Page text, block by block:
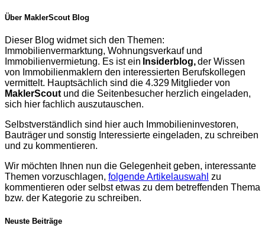
Über MaklerScout Blog
Dieser Blog widmet sich den Themen:
Immobilienvermarktung, Wohnungsverkauf und
Immobilienvermietung. Es ist ein Insiderblog,der Wissen
von Immobilienmaklern den interessierten Berufskollegen
vermittelt. Hauptsächlich sind die 4.329 Mitglieder von
MaklerScout und die Seitenbesucher herzlich eingeladen,
sich hier fachlich auszutauschen.
Selbstverständlich sind hier auch Immobilieninvestoren,
Bauträger und sonstig Interessierte eingeladen, zu schreiben
und zu kommentieren.
Wir möchten Ihnen nun die Gelegenheit geben, interessante
Themen vorzuschlagen, folgende Artikelauswahl zu
kommentieren oder selbst etwas zu dem betreffenden Thema
bzw. der Kategorie zu schreiben.
Neuste Beiträge